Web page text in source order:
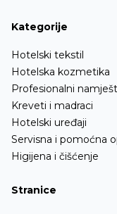
Kategorije
Hotelski tekstil
Hotelska kozmetika
Profesionalni
Kreveti i madraci
Hotelski uređaji
Servisna i pomoćna
Higijena i čišćenje
Stranice